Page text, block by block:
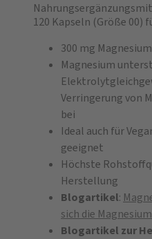
120 Kapseln (Größe 00)
300 mg
Magnesium
Verringerung von
bei
Ideal auch für
geeignet
Höchste
Herstellung
Blogartikel:
sich die
Blogartikel zur